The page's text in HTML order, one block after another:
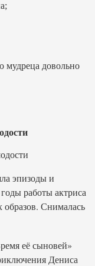
мудреца довольно
эпизоды и
работы актриса
образов. Снималась
её сыновей»
Дениса